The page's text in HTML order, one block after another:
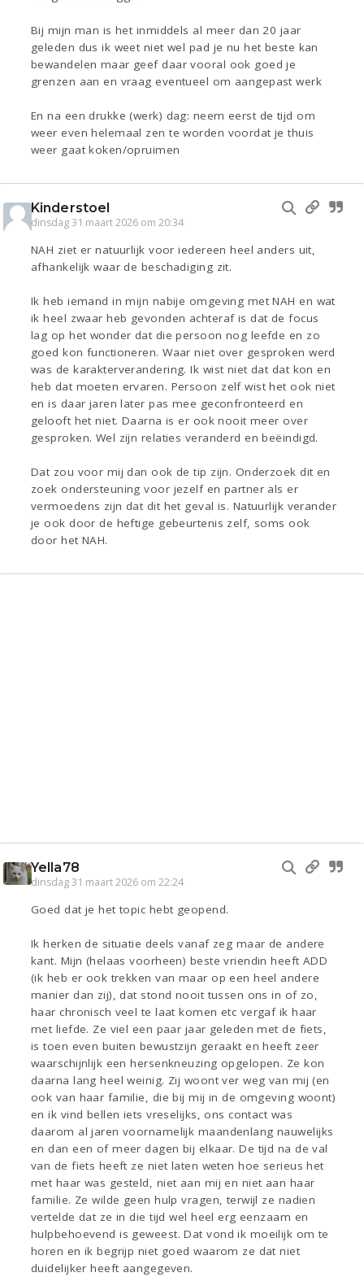
Bij mijn man is het inmiddels al meer dan 20 jaar
geleden dus ik weet niet wel pad je nu het beste kan
bewandelen maar geef daar vooral ook goed je
grenzen aan en vraag eventueel om aangepast werk
En na een drukke (werk) dag: neem eerst de tijd om
weer even helemaal zen te worden voordat je thuis
weer gaat koken/opruimen
Kinderstoel
dinsdag 31 maart 2026 om 20:34
NAH ziet er natuurlijk voor iedereen heel anders uit,
afhankelijk waar de beschadiging zit.
Ik heb iemand in mijn nabije omgeving met NAH en wat
ik heel zwaar heb gevonden achteraf is dat de focus
lag op het wonder dat die persoon nog leefde en zo
goed kon functioneren. Waar niet over gesproken werd
was de karakterverandering. Ik wist niet dat dat kon en
heb dat moeten ervaren. Persoon zelf wist het ook niet
en is daar jaren later pas mee geconfronteerd en
gelooft het niet. Daarna is er ook nooit meer over
gesproken. Wel zijn relaties veranderd en beëindigd.
Dat zou voor mij dan ook de tip zijn. Onderzoek dit en
zoek ondersteuning voor jezelf en partner als er
vermoedens zijn dat dit het geval is. Natuurlijk verander
je ook door de heftige gebeurtenis zelf, soms ook
door het NAH.
Yella78
dinsdag 31 maart 2026 om 22:24
Goed dat je het topic hebt geopend.
Ik herken de situatie deels vanaf zeg maar de andere
kant. Mijn (helaas voorheen) beste vriendin heeft ADD
(ik heb er ook trekken van maar op een heel andere
manier dan zij), dat stond nooit tussen ons in of zo,
haar chronisch veel te laat komen etc vergaf ik haar
met liefde. Ze viel een paar jaar geleden met de fiets,
is toen even buiten bewustzijn geraakt en heeft zeer
waarschijnlijk een hersenkneuzing opgelopen. Ze kon
daarna lang heel weinig. Zij woont ver weg van mij (en
ook van haar familie, die bij mij in de omgeving woont)
en ik vind bellen iets vreselijks, ons contact was
daarom al jaren voornamelijk maandenlang nauwelijks
en dan een of meer dagen bij elkaar. De tijd na de val
van de fiets heeft ze niet laten weten hoe serieus het
met haar was gesteld, niet aan mij en niet aan haar
familie. Ze wilde geen hulp vragen, terwijl ze nadien
vertelde dat ze in die tijd wel heel erg eenzaam en
hulpbehoevend is geweest. Dat vond ik moeilijk om te
horen en ik begrijp niet goed waarom ze dat niet
duidelijker heeft aangegeven.